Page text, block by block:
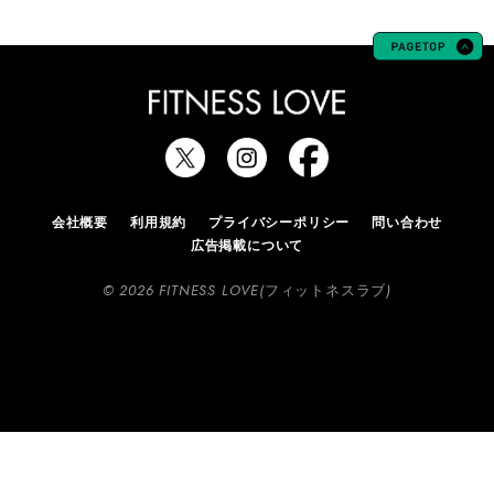
会社概要 利用規約 プライバシーポリシー
問い合わせ
広告掲載について
© 2026 FITNESS LOVE(フィットネスラブ)